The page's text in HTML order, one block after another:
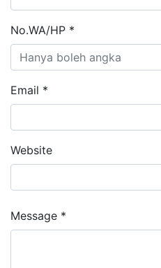
No.WA/HP *
Email *
Website
Message *